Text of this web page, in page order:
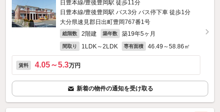
日豊本線/豊後豊岡駅 徒歩11分
日豊本線/豊後豊岡駅 バス3分 バス停下車 徒歩1分
大分県速見郡日出町豊岡767番1号
総階数 2階建 築年数 築19年5ヶ月
間取り 1LDK～2LDK 専有面積 46.49～58.86㎡
賃料 4.05～5.3万円
新着の物件の通知を受け取る